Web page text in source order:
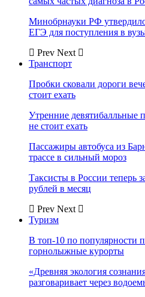
Минобрнауки РФ
ЕГЭ для поступления в
Prev Next
Транспорт
Пробки сковали дороги
стоит ехать
Утренние девятибалльные
не стоит ехать
Пассажиры автобуса из
трассе в сильный мороз
Таксисты в России теперь
рублей в месяц
Prev Next
Туризм
В топ-10 по популярности
горнолыжные курорты
«Древняя экология
разговаривает через